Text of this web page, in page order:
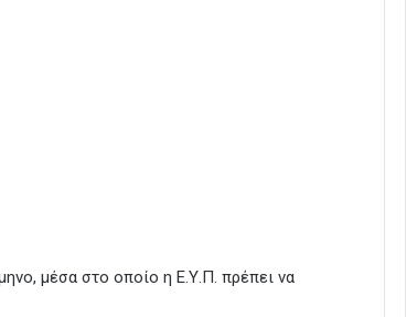
μέσα στο οποίο η Ε.Υ.Π. πρέπει να